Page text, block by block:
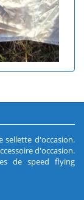
sellette d'occasion.
d'occasion.
de speed flying